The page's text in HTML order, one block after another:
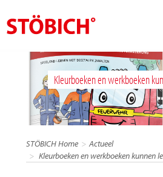
NL
Over ons
Oplossingen
Over Stöbich
Kleurboeken en werkboeken
STÖBICH Home
Actueel
Kleurboeken en werkboeken kunnen